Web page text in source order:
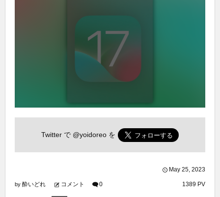
Twitter で @yoidoreo を
May 25 2023
by 酔いどれ コメント 0 1389 PV